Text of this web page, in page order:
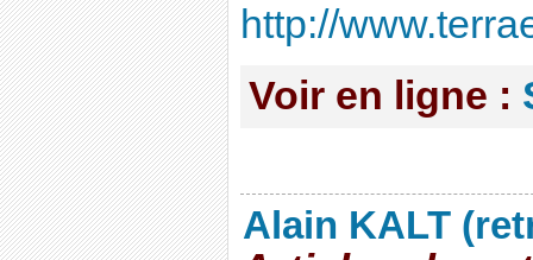
http://
Voir en ligne :
Alain KALT